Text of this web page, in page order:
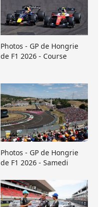
Photos - GP de Hongrie
de F1 2026 - Course
Photos - GP de Hongrie
de F1 2026 - Samedi